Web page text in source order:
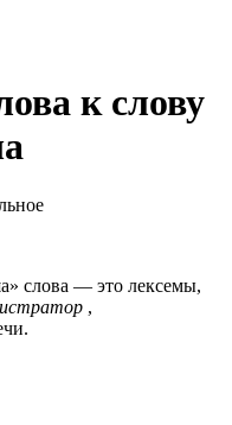
к слову
слова — это лексемы,
,